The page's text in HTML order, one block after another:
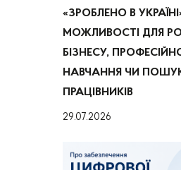
«ЗРОБЛЕНО В
МОЖЛИВОСТІ ДЛЯ
БІЗНЕСУ,
НАВЧАННЯ ЧИ
ПРАЦІВНИКІВ
29.07.2026